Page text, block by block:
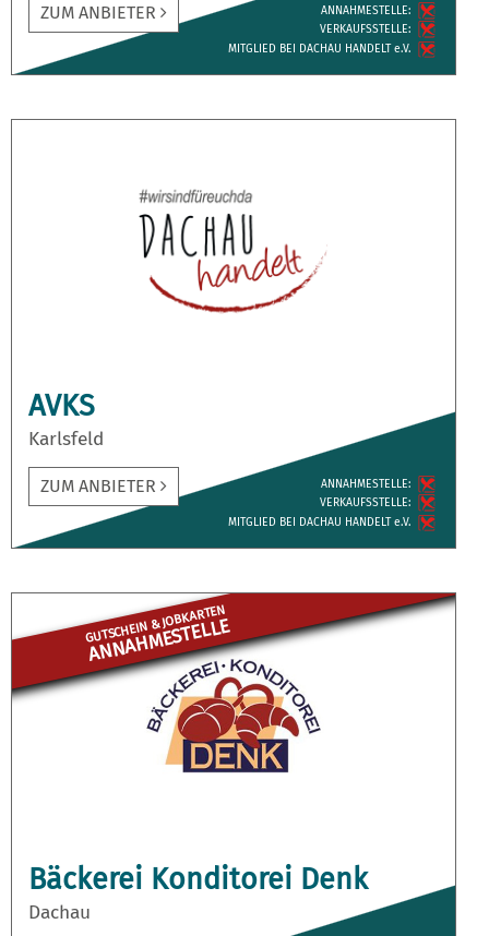
ZUM ANBIETER
ANNAH­MESTELLE:
VERKAUFS­STELLE:
MITGLIED BEI DACHAU HANDELT e.V.
AVKS
Karlsfeld
ZUM ANBIETER
ANNAH­MESTELLE:
VERKAUFS­STELLE:
MITGLIED BEI DACHAU HANDELT e.V.
GUTSCHEIN & JOBKARTEN
ANNAHME­STELLE
Bäckerei Konditorei Denk
Dachau